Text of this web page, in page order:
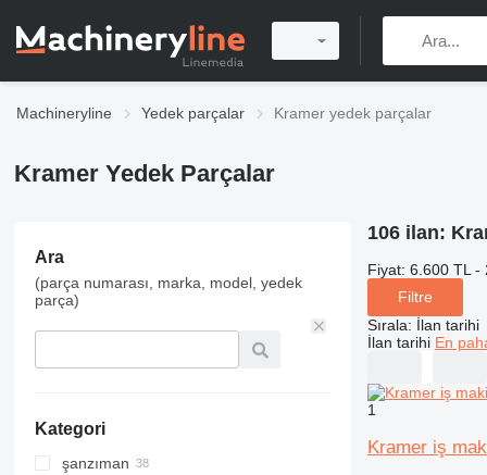
Machineryline Yedek parçalar Kramer yedek parçalar
Kramer Yedek Parçalar
Ara
(parça numarası, marka, model, yedek
parça)
Kategori
şanzıman
106 ilan:
Fiyat: 6.600 TL -
Filtre
Sırala: İlan tarihi
İlan tarihi En
1
Kramer iş